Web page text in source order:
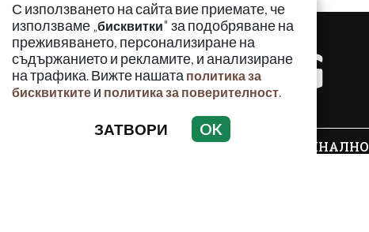
С използването на сайта вие приемате, че
използваме „бисквитки" за подобряване на
преживяването, персонализиране на
съдържанието и рекламите, и анализиране
на трафика. Вижте нашата политика за
бисквитките и политика за поверителност.
ЗАТВОРИ OK
КРИМИНАЛНО